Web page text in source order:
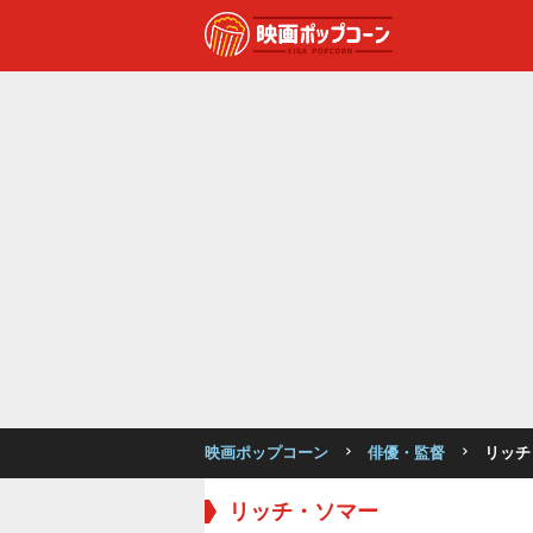
映画ポップコーン 俳優・監督 リッ
リッチ・ソマー